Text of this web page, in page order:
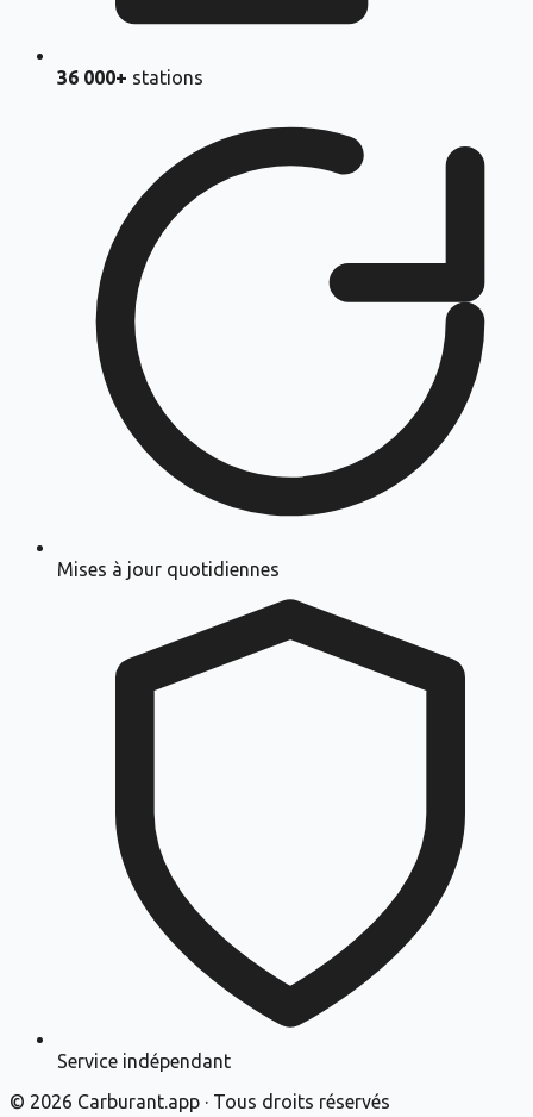
36 000+ stations
Mises à jour quotidiennes
Service indépendant
© 2026 Carburant.app · Tous droits réservés